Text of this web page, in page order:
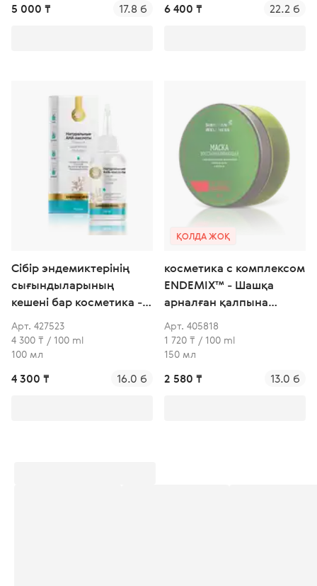
5 000 ₸ 17.8 б 6 400 ₸ 22.2 б
Сібір эндемиктерінің
сығындыларының
кешені бар косметика -
Бас терісіне арналған
пилинг
Арт. 427523
4 300 ₸ / 100 ml
100 мл
4 300 ₸ 16.0 б
ҚОЛДА ЖОҚ
косметика с комплексом
ENDEMIX™ - Шашқа
арналған қалпына
келтіретін маска
Арт. 405818
1 720 ₸ / 100 ml
150 мл
2 580 ₸ 13.0 б